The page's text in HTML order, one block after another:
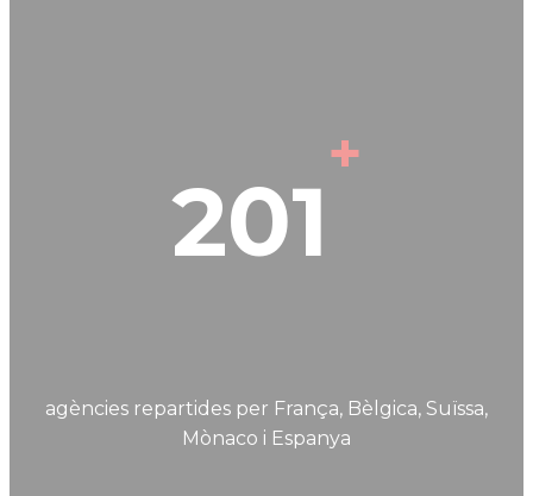
201
+
agències repartides per França, Bèlgica, Suïssa,
Mònaco i Espanya